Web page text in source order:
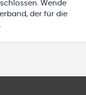
Wende
der für die